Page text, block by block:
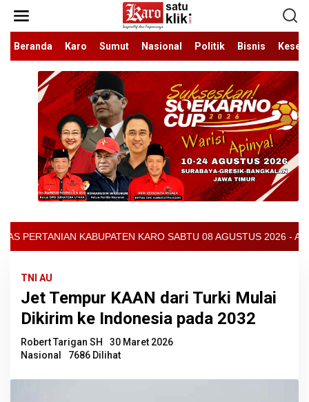
konten
Beranda
Karo Sumut Nasional Politik Bisnis
KARO SABTU 08 AGUSTUS 2026 - ARCIS BERASTAGI :
TNI AU
Jet Tempur KAAN dari Turki Mulai
Dikirim ke Indonesia pada 2032
Robert Tarigan SH
30 Maret 2026
Nasional
7686 Dilihat